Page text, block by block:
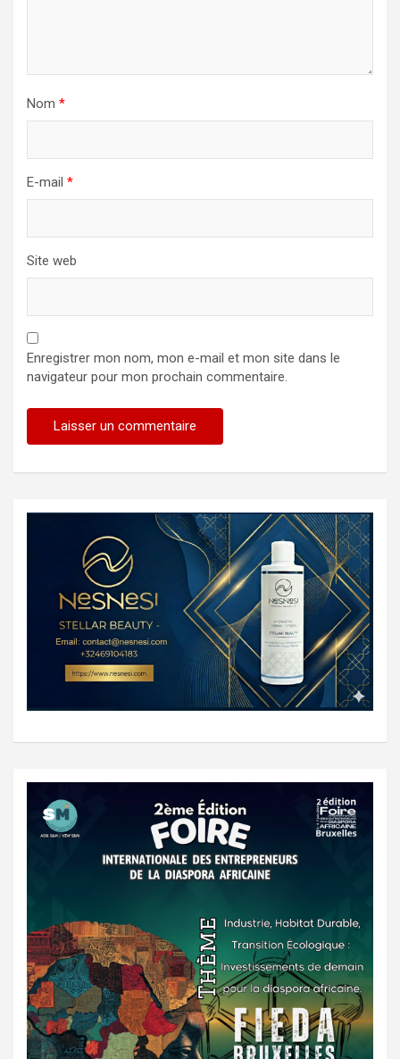
Nom *
E-mail *
Site web
Enregistrer mon nom, mon e-mail et mon site dans le
navigateur pour mon prochain commentaire.